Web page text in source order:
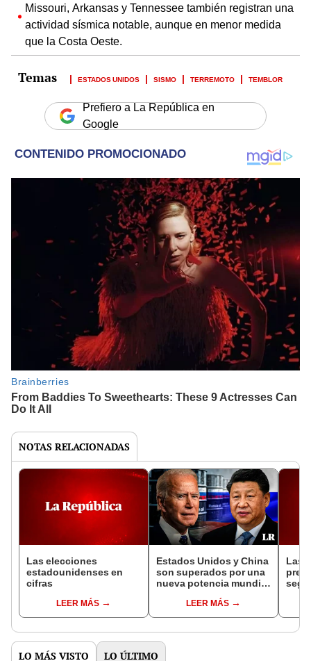
Missouri, Arkansas y Tennessee también registran una
actividad sísmica notable, aunque en menor medida
que la Costa Oeste.
ESTADOS UNIDOS SISMO TERREMOTO TEMBLOR
Prefiero a La República en
Google
NOTAS RELACIONADAS
Las elecciones
estadounidenses en
cifras
LEER MÁS
Estados Unidos y China
son superados por una
nueva potencia mundial
cantidad de petróleo
ruso en 2024
LEER MÁS
Las
LO MÁS VISTO LO ÚLTIMO